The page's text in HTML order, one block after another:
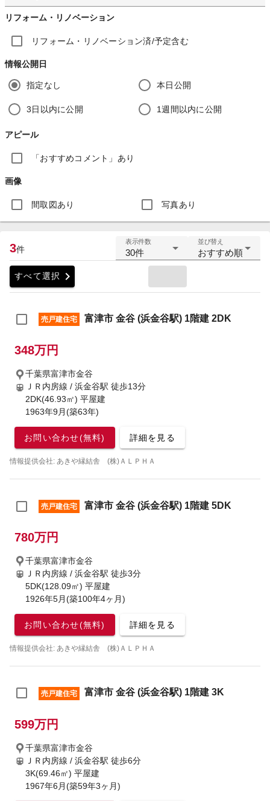
リフォーム・リノベーション
リフォーム・リノベーション済/予定含む
情報公開日
指定なし 本日公開
3日以内に公開 1週間以内に公開
アピール
「おすすめコメント」あり
画像
間取図あり 写真あり
3件
表示件数
30件
並び替え
おすすめ順
すべて選択 chevron_right
売戸建住宅 富津市 金谷 (浜金谷駅) 1階建 2DK
348万円
千葉県富津市金谷
ＪＲ内房線 / 浜金谷駅 徒歩13分
2DK(46.93㎡) 平屋建
1963年9月(築63年)
お問い合わせ(無料) 詳細を見る
情報提供会社: あきや縁結舎 (株)ＡＬＰＨＡ
売戸建住宅 富津市 金谷 (浜金谷駅) 1階建 5DK
780万円
千葉県富津市金谷
ＪＲ内房線 / 浜金谷駅 徒歩3分
5DK(128.09㎡) 平屋建
1926年5月(築100年4ヶ月)
お問い合わせ(無料) 詳細を見る
情報提供会社: あきや縁結舎 (株)ＡＬＰＨＡ
売戸建住宅 富津市 金谷 (浜金谷駅) 1階建 3K
599万円
千葉県富津市金谷
ＪＲ内房線 / 浜金谷駅 徒歩6分
3K(69.46㎡) 平屋建
1967年6月(築59年3ヶ月)